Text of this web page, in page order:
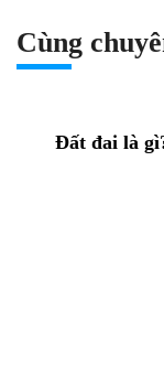
Cùng
Đất đai là